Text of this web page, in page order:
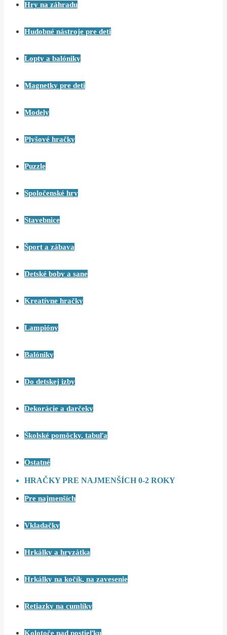
Hry na záhradu
Hudobné nástroje pre deti
Lopty a balóniky
Magnetky pre deti
Modely
Plyšové hračky
Puzzle
Spoločenské hry
Stavebnice
Šport a zábava
Detské boby a sane
Kreatívne hračky
Lampióny
Balóniky
Do detskej izby
Dekorácie a darčeky
Školské pomôcky, tabuľa
Ostatné
HRAČKY PRE NAJMENŠÍCH 0-2 ROKY
Pre najmenších
Vkladačky
Hrkálky a hryzátka
Hrkálky na kočík, na zavesenie
Retiazky na cumlíky
Kolotoče nad postieľku